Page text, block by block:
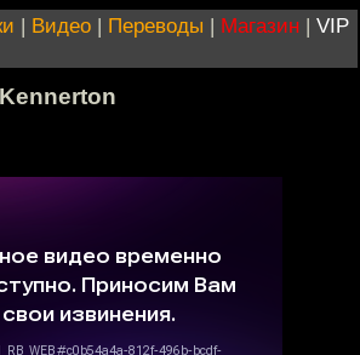
| Видео | Переводы | Магазин | VIP